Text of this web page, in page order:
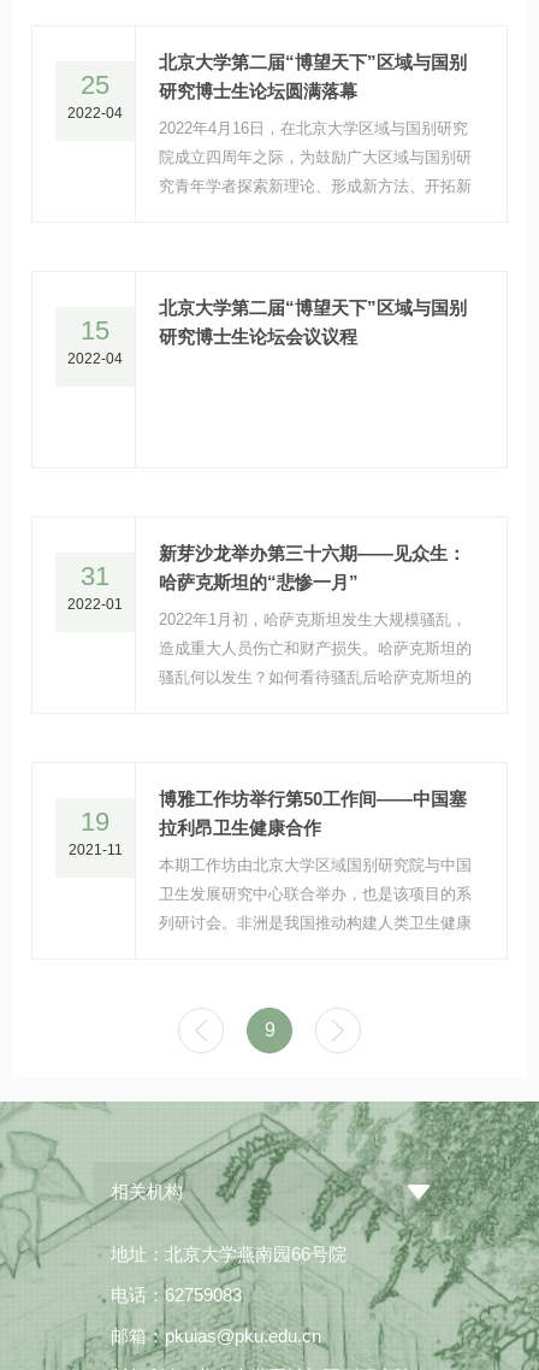
25
2022-04
​北京大学第二届“博望天下”区域与国别
研究博士生论坛圆满落幕
2022年4月16日，在北京大学区域与国别研究
院成立四周年之际，为鼓励广大区域与国别研
究青年学者探索新理论、形成新方法、开拓新
起、自发组织，秉承开放交流、求实创新的理
念，是青年博士研究生相互学习、相互促进的
15
2022-04
北京大学第二届“博望天下”区域与国别
研究博士生论坛会议议程
31
2022-01
新芽沙龙举办第三十六期——见众生：
哈萨克斯坦的“悲惨一月”
2022年1月初，哈萨克斯坦发生大规模骚乱，
造成重大人员伤亡和财产损失。哈萨克斯坦的
骚乱何以发生？如何看待骚乱后哈萨克斯坦的
开了跨学科探讨。
19
2021-11
博雅工作坊举行第50工作间——中国塞
拉利昂卫生健康合作
本期工作坊由北京大学区域国别研究院与中国
卫生发展研究中心联合举办，也是该项目的系
列研讨会。非洲是我国推动构建人类卫生健康
好的代表性。
9
相关机构
地址：北京大学燕南园66号院
电话：62759083
邮箱：pkuias@pku.edu.cn